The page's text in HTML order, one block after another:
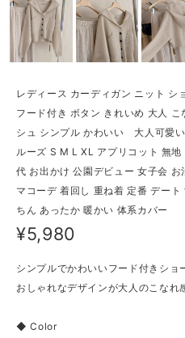
レディース カーディガン ニット シ
フード付き ボタン きれいめ 大人
シュ シンプル かわいい 大人可愛
ルーズ S M L XL アプリコット 無
代 お出かけ 公園デビュー 女子会
マコーデ 着回し 重ね着 定番 デー
ちん あったか 暖かい 体系カバー
¥5,980
シンプルでかわいいフード付きショ
おしゃれなデザインが大人のこな
◆ Color